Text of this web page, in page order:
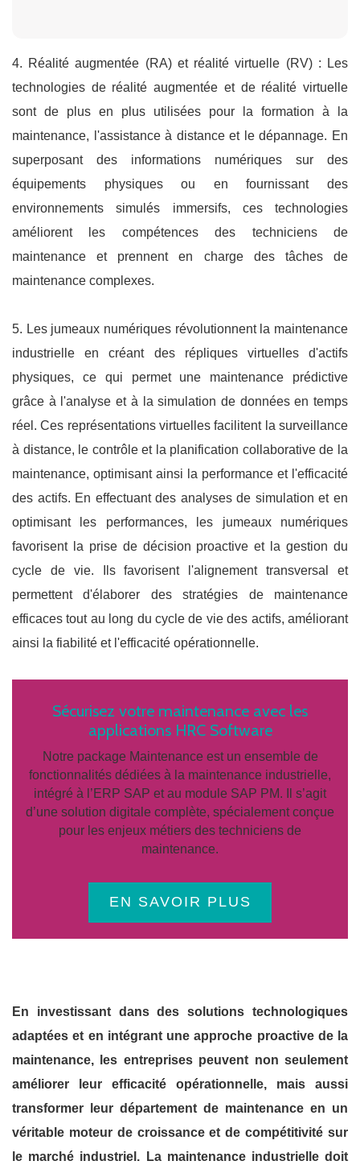
4. Réalité augmentée (RA) et réalité virtuelle (RV) : Les
technologies de réalité augmentée et de réalité virtuelle
sont de plus en plus utilisées pour la formation à la
maintenance, l'assistance à distance et le dépannage. En
superposant des informations numériques sur des
équipements physiques ou en fournissant des
environnements simulés immersifs, ces technologies
améliorent les compétences des techniciens de
maintenance et prennent en charge des tâches de
maintenance complexes.
5. Les jumeaux numériques révolutionnent la maintenance
industrielle en créant des répliques virtuelles d'actifs
physiques, ce qui permet une maintenance prédictive
grâce à l'analyse et à la simulation de données en temps
réel. Ces représentations virtuelles facilitent la surveillance
à distance, le contrôle et la planification collaborative de la
maintenance, optimisant ainsi la performance et l'efficacité
des actifs. En effectuant des analyses de simulation et en
optimisant les performances, les jumeaux numériques
favorisent la prise de décision proactive et la gestion du
cycle de vie. Ils favorisent l'alignement transversal et
permettent d'élaborer des stratégies de maintenance
efficaces tout au long du cycle de vie des actifs, améliorant
ainsi la fiabilité et l'efficacité opérationnelle.
Sécurisez votre maintenance avec les
applications HRC Software
Notre package Maintenance est un ensemble de
fonctionnalités dédiées à la maintenance industrielle,
intégré à l’ERP SAP et au module SAP PM. Il s’agit
d’une solution digitale complète, spécialement conçue
pour les enjeux métiers des techniciens de
maintenance.
EN SAVOIR PLUS
En investissant dans des solutions technologiques
adaptées et en intégrant une approche proactive de la
maintenance, les entreprises peuvent non seulement
améliorer leur efficacité opérationnelle, mais aussi
transformer leur département de maintenance en un
véritable moteur de croissance et de compétitivité sur
le marché industriel. La maintenance industrielle doit